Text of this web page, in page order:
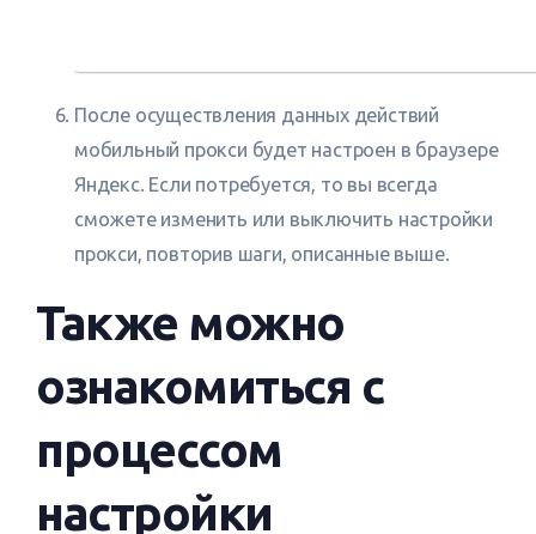
После осуществления данных действий
мобильный прокси будет настроен в браузере
Яндекс. Если потребуется, то вы всегда
сможете изменить или выключить настройки
прокси, повторив шаги, описанные выше.
Также можно
ознакомиться с
процессом
настройки